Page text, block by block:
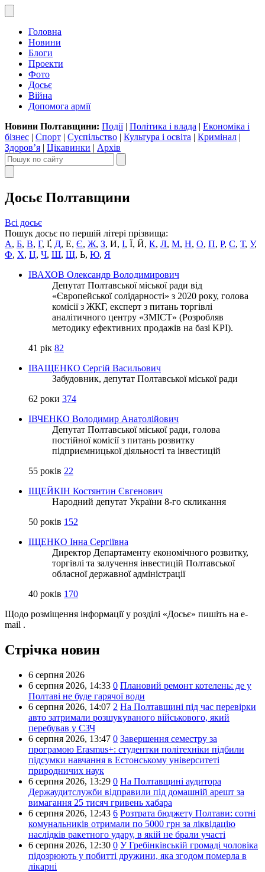
Головна
Новини
Блоги
Проекти
Фото
Досьє
Війна
Допомога армії
Новини Полтавщини: Події| Політика і влада | Економіка і
бізнес | Спорт | Суспільство | Культура і освіта | Кримінал |
Здоров’я | Цікавинки | Архів
Досьє Полтавщини
Всі досьє
Пошук досьє по першій літері прізвища:
А, Б, В, Г, Ґ, Д, Е, Є, Ж, З, И, І, Ї, Й, К, Л, М, Н, О, П, Р, С, Т, У,
Ф, Х, Ц, Ч, Ш, Щ, Ь, Ю, Я
ІВАХОВ Олександр Володимирович
Депутат Полтавської міської ради від
«Європейської солідарності» з 2020 року, голова
комісії з ЖКГ, експерт з питань торгівлі
аналітичного центру «ЗМІСТ» (Розробляв
методику ефективних продажів на базі KPI).
41 рік 82
ІВАЩЕНКО Сергій Васильович
Забудовник, депутат Полтавської міської ради
62 роки 374
ІВЧЕНКО Володимир Анатолійович
Депутат Полтавської міської ради, голова
постійної комісії з питань розвитку
підприємницької діяльності та інвестицій
55 років 22
ІЩЕЙКІН Костянтин Євгенович
Народний депутат України 8-го скликання
50 років 152
ІЩЕНКО Інна Сергіївна
Директор Департаменту економічного розвитку,
торгівлі та залучення інвестицій Полтавської
обласної державної адміністрації
40 років 170
Щодо розміщення інформації у розділі «Досьє» пишіть на e-
mail .
Стрічка новин
6 серпня 2026
6 серпня 2026, 14:33 0 Плановий ремонт котелень: де у
Полтаві не буде гарячої води
6 серпня 2026, 14:07 2 На Полтавщині під час перевірки
авто затримали розшукуваного військового, який
перебував у СЗЧ
6 серпня 2026, 13:47 0 Завершення семестру за
програмою Erasmus+: студентки політехніки підбили
підсумки навчання в Естонському університеті
природничих наук
6 серпня 2026, 13:29 0 На Полтавщині аудитора
Держаудитслужби відправили під домашній арешт за
вимагання 25 тисяч гривень хабара
6 серпня 2026, 12:43 6 Розтрата бюджету Полтави: сотні
комунальників отримали по 5000 грн за ліквідацію
наслідків ракетного удару, в якій не брали участі
6 серпня 2026, 12:30 0 У Гребінківській громаді чоловіка
підозрюють у побитті дружини, яка згодом померла в
лікарні